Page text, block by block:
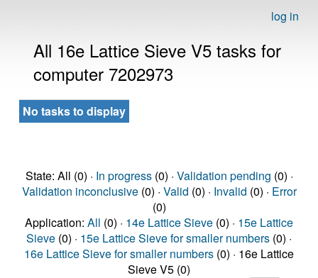
log in
All 16e Lattice Sieve V5 tasks for
computer 7202973
No tasks to display
State: All (0) · In progress(0) · Validation pending (0) ·
Validation inconclusive(0) · Valid (0) · Invalid (0) · Error
(0)
Application: All (0) · 14e Lattice Sieve (0) · 15e Lattice
Sieve (0) · 15e Lattice Sieve for smaller numbers (0) ·
16e Lattice Sieve for smaller numbers (0) · 16e Lattice
Sieve V5 (0)